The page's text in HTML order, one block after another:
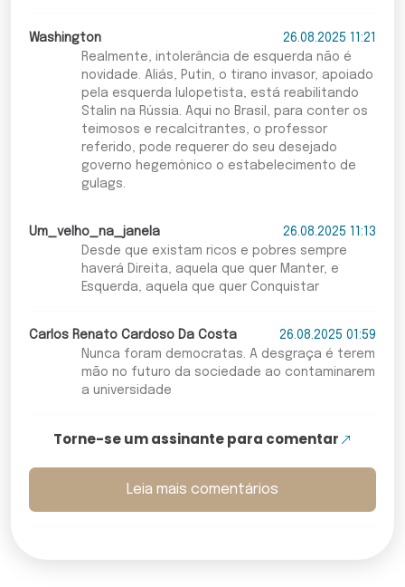
Washington
26.08.2025 11:21
Realmente, intolerância de esquerda não é
novidade. Aliás, Putin, o tirano invasor, apoiado
pela esquerda lulopetista, está reabilitando
Stalin na Rússia. Aqui no Brasil, para conter os
teimosos e recalcitrantes, o professor
referido, pode requerer do seu desejado
governo hegemônico o estabelecimento de
gulags.
Um_velho_na_janela
26.08.2025 11:13
Desde que existam ricos e pobres sempre
haverá Direita, aquela que quer Manter, e
Esquerda, aquela que quer Conquistar
Carlos Renato Cardoso Da Costa
26.08.2025 01:59
Nunca foram democratas. A desgraça é terem
mão no futuro da sociedade ao contaminarem
a universidade
Torne-se um assinante para comentar
Leia mais comentários